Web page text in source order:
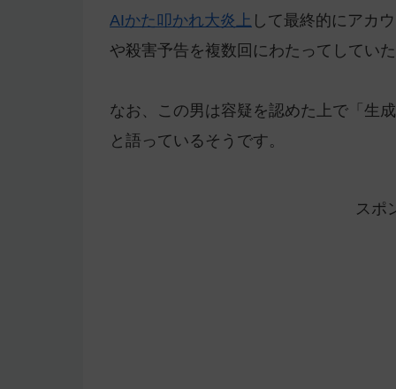
AIかた叩かれ大炎上 して最終的にアカ
や殺害予告を複数回にわたってしてい
なお、この男は容疑を認めた上で「生
と語っているそうです。
スポ